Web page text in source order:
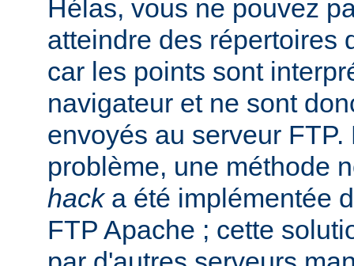
Hélas, vous ne pouvez
atteindre des répertoires
car les points sont
navigateur et ne sont
envoyés au serveur
problème, une méthode
hacka été implémentée
FTP Apache ; cette